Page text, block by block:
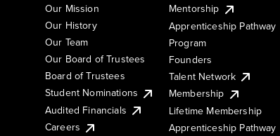
Our Mission
Our History
Our Team
Our Board of Trustees
Board of Trustees
Student Nominations
Audited Financials
Careers
Mentorship
Apprenticeship Pathway
Program
Founders
Talent Network
Membership
Lifetime Membership
Apprenticeship Pathway